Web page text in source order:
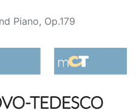
Piano, Op.179